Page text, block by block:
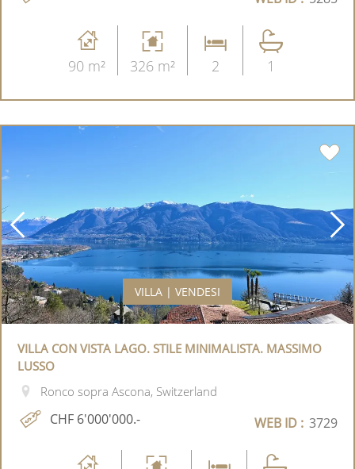
90 m² 326 m² 2 1
VILLA | VENDESI
VILLA CON VISTA LAGO. STILE MINIMALISTA. MASSIMO
LUSSO
Ronco sopra Ascona, Switzerland
CHF 6'000'000.- WEB ID : 3729